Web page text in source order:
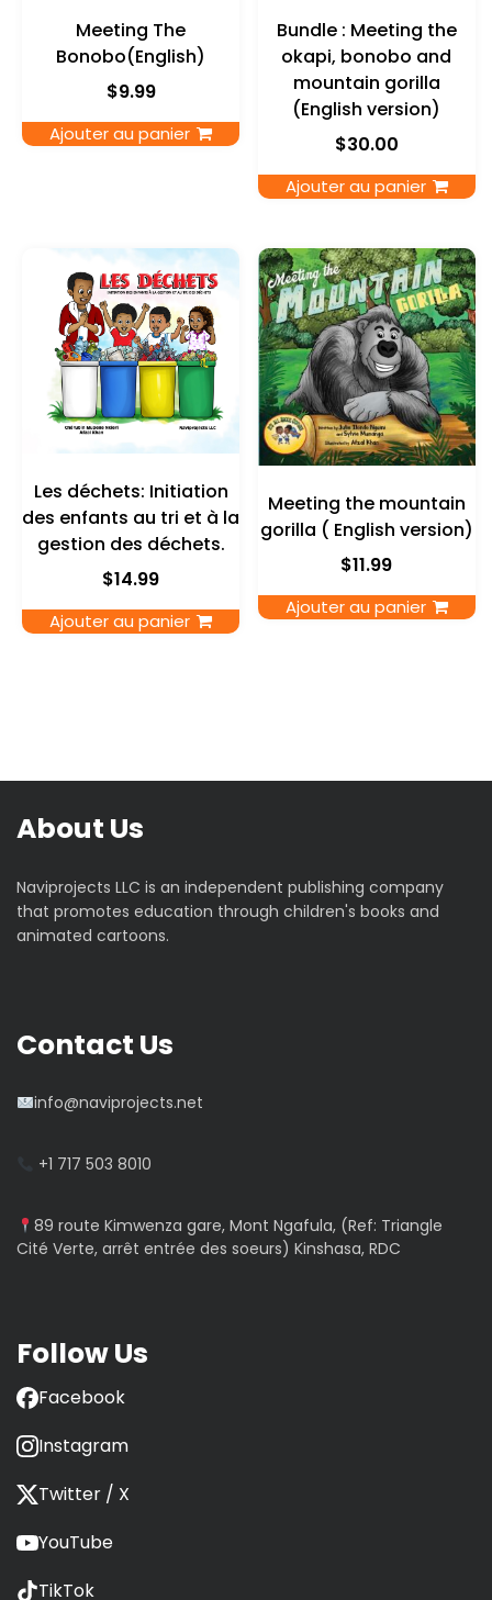
Meeting The
Bonobo(English)
$9.99
Ajouter au panier
Bundle : Meeting the
okapi, bonobo and
mountain gorilla
(English version)
$30.00
Ajouter au panier
Les déchets: Initiation
des enfants au tri et à la
gestion des déchets.
$14.99
Ajouter au panier
Meeting the mountain
gorilla ( English version)
$11.99
Ajouter au panier
About Us
Naviprojects LLC is an independent publishing company
that promotes education through children's books and
animated cartoons.
Contact Us
info@naviprojects.net
+1 717 503 8010
89 route Kimwenza gare, Mont Ngafula, (Ref: Triangle
Cité Verte, arrêt entrée des soeurs) Kinshasa, RDC
Follow Us
Facebook
Instagram
Twitter / X
YouTube
TikTok